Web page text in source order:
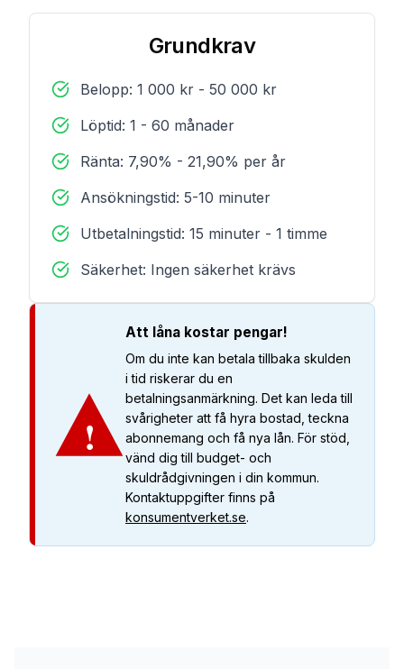
Grundkrav
Belopp: 1 000 kr - 50 000 kr
Löptid: 1 - 60 månader
Ränta: 7,90% - 21,90% per år
Ansökningstid: 5-10 minuter
Utbetalningstid: 15 minuter - 1 timme
Säkerhet: Ingen säkerhet krävs
!
Att låna kostar pengar!
Om du inte kan betala tillbaka skulden
i tid riskerar du en
betalningsanmärkning. Det kan leda till
svårigheter att få hyra bostad, teckna
abonnemang och få nya lån. För stöd,
vänd dig till budget- och
skuldrådgivningen i din kommun.
Kontaktuppgifter finns på
konsumentverket.se.